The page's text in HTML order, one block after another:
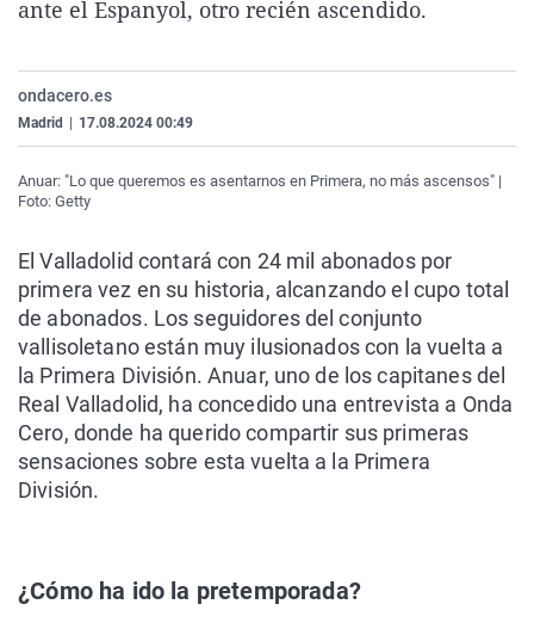
La rosa de los vientos
Caso
Operación Viuda
Extremadura
Navarra
País Vasco
Virales
ante el Espanyol, otro recién ascendido.
ondacero.es
Madrid 17.08.2024 00:49
Anuar: "Lo que queremos es asentarnos en Primera, no más ascensos" |
Foto: Getty
El Valladolid contará con 24 mil abonados por
primera vez en su historia, alcanzando el cupo total
de abonados. Los seguidores del conjunto
vallisoletano están muy ilusionados con la vuelta a
la Primera División. Anuar, uno de los capitanes del
Real Valladolid, ha concedido una entrevista a Onda
Cero, donde ha querido compartir sus primeras
sensaciones sobre esta vuelta a la Primera
División.
¿Cómo ha ido la pretemporada?